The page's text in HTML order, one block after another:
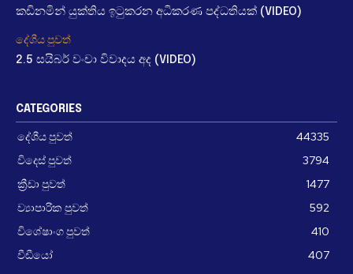
කඩිනමින් යුක්තිය ඉටුකරන අධිකරණ පද්ධතියක් (VIDEO)
දේශීය පුවත්
2.5 සයිබර් වංචා විවාදය අද (VIDEO)
CATEGORIES
දේශීය පුවත්
44335
විදෙස් පුවත්
3794
ක්‍රීඩා පුවත්
1477
ව්‍යාපාරික පුවත්
592
විශේෂාංග පුවත්
410
වීඩීයෝ
407